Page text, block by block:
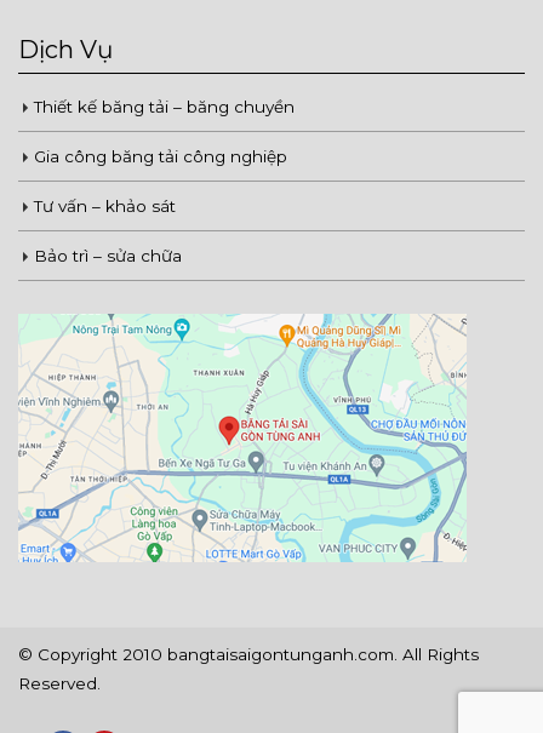
Dịch Vụ
Thiết kế băng tải – băng chuyền
Gia công băng tải công nghiệp
Tư vấn – khảo sát
Bảo trì – sửa chữa
© Copyright 2010 bangtaisaigontunganh.com. All Rights
Reserved.